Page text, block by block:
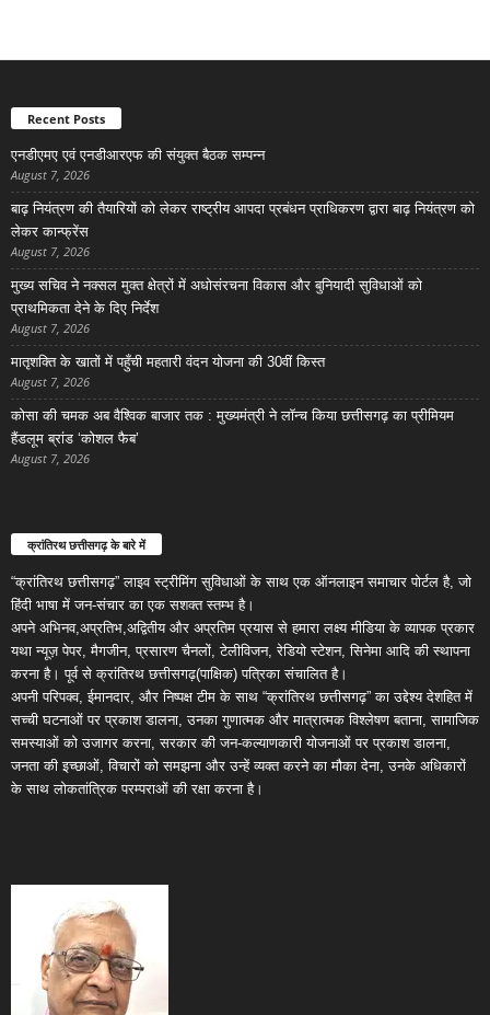
Recent Posts
एनडीएमए एवं एनडीआरएफ की संयुक्त बैठक सम्पन्न
August 7, 2026
बाढ़ नियंत्रण की तैयारियों को लेकर राष्ट्रीय आपदा प्रबंधन प्राधिकरण द्वारा बाढ़ नियंत्रण को
लेकर कान्फ्रेंस
August 7, 2026
मुख्य सचिव ने नक्सल मुक्त क्षेत्रों में अधोसंरचना विकास और बुनियादी सुविधाओं को
प्राथमिकता देने के दिए निर्देश
August 7, 2026
मातृशक्ति के खातों में पहुँची महतारी वंदन योजना की 30वीं किस्त
August 7, 2026
कोसा की चमक अब वैश्विक बाजार तक : मुख्यमंत्री ने लॉन्च किया छत्तीसगढ़ का प्रीमियम
हैंडलूम ब्रांड ‘कोशल फैब’
August 7, 2026
क्रांतिरथ छत्तीसगढ़ के बारे में
“क्रांतिरथ छत्तीसगढ़” लाइव स्ट्रीमिंग सुविधाओं के साथ एक ऑनलाइन समाचार पोर्टल है, जो
हिंदी भाषा में जन-संचार का एक सशक्त स्तम्भ है।
अपने अभिनव,अप्रतिभ,अद्वितीय और अप्रतिम प्रयास से हमारा लक्ष्य मीडिया के व्यापक प्रकार
यथा न्यूज़ पेपर, मैगजीन, प्रसारण चैनलों, टेलीविजन, रेडियो स्टेशन, सिनेमा आदि की स्थापना
करना है। पूर्व से क्रांतिरथ छत्तीसगढ़(पाक्षिक) पत्रिका संचालित है।
अपनी परिपक्व, ईमानदार, और निष्पक्ष टीम के साथ “क्रांतिरथ छत्तीसगढ़” का उद्देश्य देशहित में
सच्ची घटनाओं पर प्रकाश डालना, उनका गुणात्मक और मात्रात्मक विश्लेषण बताना, सामाजिक
समस्याओं को उजागर करना, सरकार की जन-कल्याणकारी योजनाओं पर प्रकाश डालना,
जनता की इच्छाओं, विचारों को समझना और उन्हें व्यक्त करने का मौका देना, उनके अधिकारों
के साथ लोकतांत्रिक परम्पराओं की रक्षा करना है।